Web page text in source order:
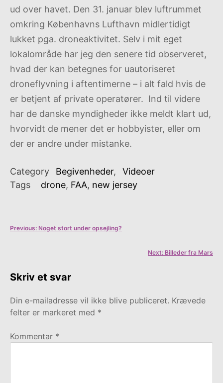
ud over havet. Den 31. januar blev luftrummet
omkring Københavns Lufthavn midlertidigt
lukket pga. droneaktivitet. Selv i mit eget
lokalområde har jeg den senere tid observeret,
hvad der kan betegnes for uautoriseret
droneflyvning i aftentimerne – i alt fald hvis de
er betjent af private operatører. Ind til videre
har de danske myndigheder ikke meldt klart ud,
hvorvidt de mener det er hobbyister, eller om
der er andre under mistanke.
Category Begivenheder,
Videoer
Tags
drone, FAA, new jersey
Indlægsnavigation
Previous: Noget stort under opsejling?
Next: Billeder fra Mars
Skriv et svar
Din e-mailadresse vil ikke blive publiceret. Krævede
felter er markeret med *
Kommentar *